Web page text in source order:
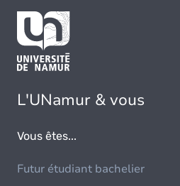
L'UNamur & vous
Vous êtes...
Futur étudiant bachelier